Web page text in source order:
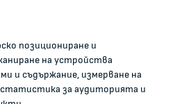
нежелаещи да получават
позициониране и
на устройства
и съдържание, измерване на
статистика за аудиторията и